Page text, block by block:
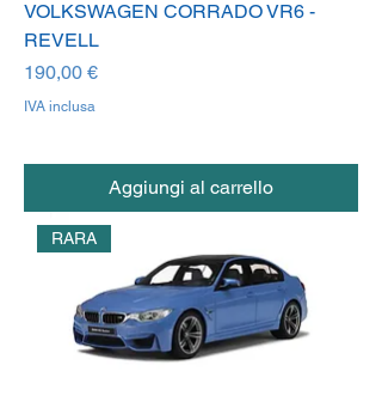
VOLKSWAGEN CORRADO VR6 -
REVELL
Prezzo
190,00 €
IVA inclusa
Aggiungi al carrello
RARA